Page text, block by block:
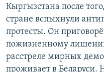
Кыргызстана после
стране вспыхнули
протесты. Он
пожизненному
расстреле мирных
проживает в Беларуси.